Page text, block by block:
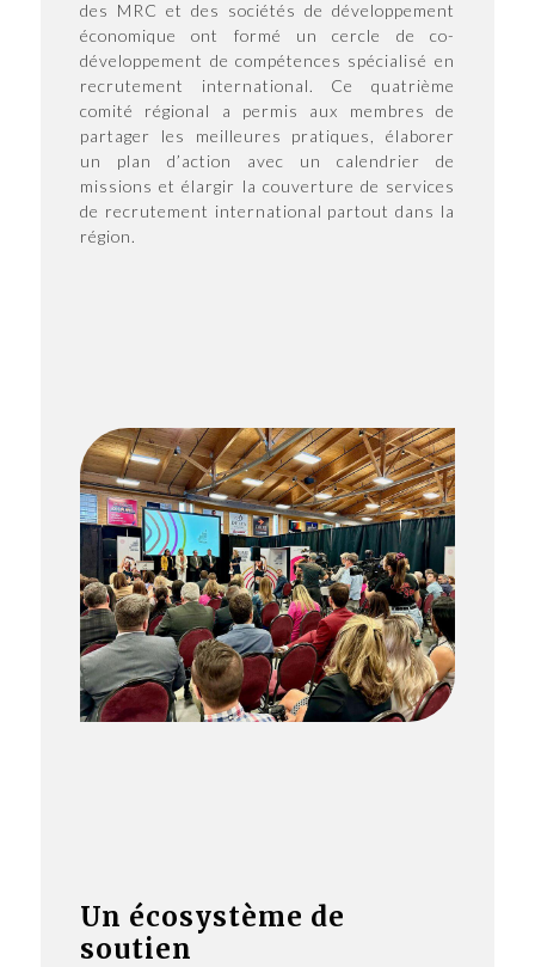
des MRC et des sociétés de développement
économique ont formé un cercle de co-
développement de compétences spécialisé en
recrutement international. Ce quatrième
comité régional a permis aux membres de
partager les meilleures pratiques, élaborer
un plan d’action avec un calendrier de
missions et élargir la couverture de services
de recrutement international partout dans la
région.
Un écosystème de
soutien